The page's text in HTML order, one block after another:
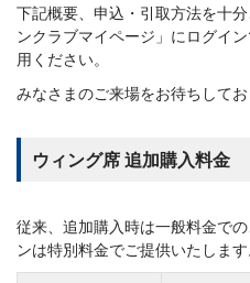
下記概要、申込・引取方法を十
ンクラブマイページ」にログイ
用ください。
みなさまのご来場をお待ちしてお
ウィング席 追加購入料金
従来、追加購入時は一般料金で
ンは特別料金でご提供いたします